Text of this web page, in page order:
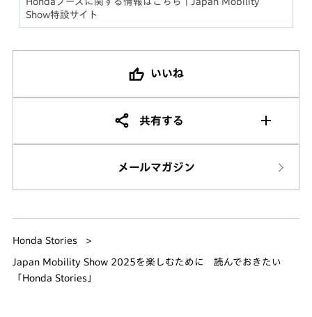
Show特設サイト
いいね
共有する
メールマガジン
Honda Stories
Japan Mobility Show 2025を楽しむために 読んでおきたい
「Honda Stories」